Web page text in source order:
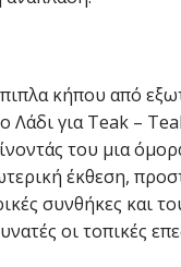
κήπου από
για Teak –
του μια
έκθεση,
συνθήκες και
οι τοπικές